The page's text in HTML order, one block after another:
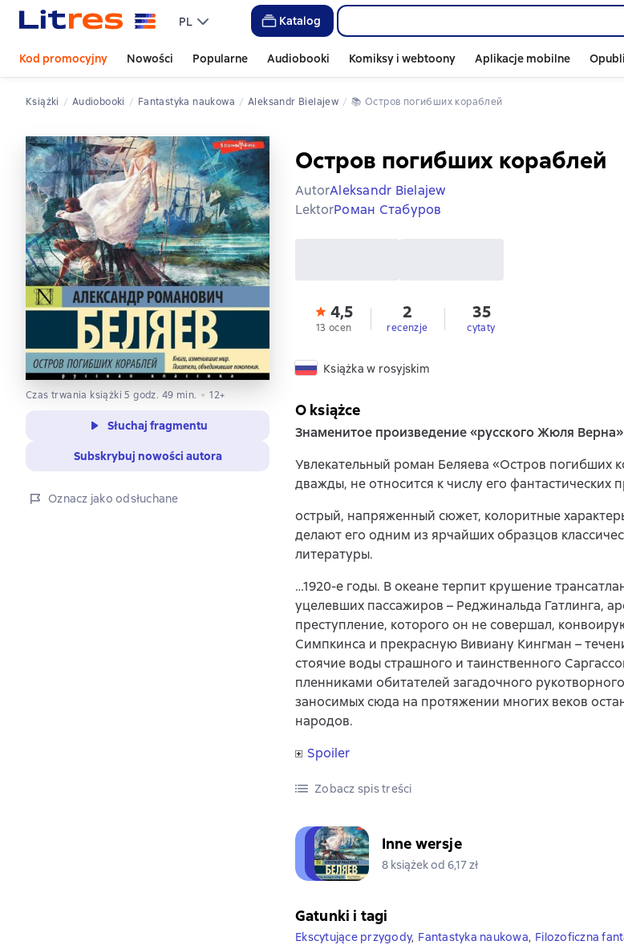
PL Katalog
Kod promocyjny Nowości Popularne Audiobooki Komiksy i webtoony Aplikacje mobilne
Książki Audiobooki fantastyka naukowa Aleksandr Bielajew 📚 Остров погибших кораблей
Czas trwania książki 5 godz. 49 min. 12+
Słuchaj fragmentu
Subskrybuj nowości autora
Oznacz jako odsłuchane
Остров погибших кораблей
AutorAleksandr Bielajew
LektorРоман Стабуров
4,5
13 ocen
2
recenzje
35
cytaty
Książka w rosyjskim
O książce
Знаменитое произведение «русского Жюля Верна»
Увлекательный роман Беляева «Остров погибших
дважды, не относится к числу его фантастических
острый, напряженный сюжет, колоритные
делают его одним из ярчайших образцов
литературы.
…1920-е годы. В океане терпит крушение
уцелевших пассажиров – Реджинальда Гатлинга,
преступление, которого он не совершал,
Симпкинса и прекрасную Вивиану Кингман –
стоячие воды страшного и таинственного
пленниками обитателей загадочного
заносимых сюда на протяжении многих веков
народов.
Spoiler
Zobacz spis treści
Inne wersje
8 książek od 6,17 zł
Gatunki i tagi
Ekscytujące przygody, Fantastyka naukowa, Filozoficzna